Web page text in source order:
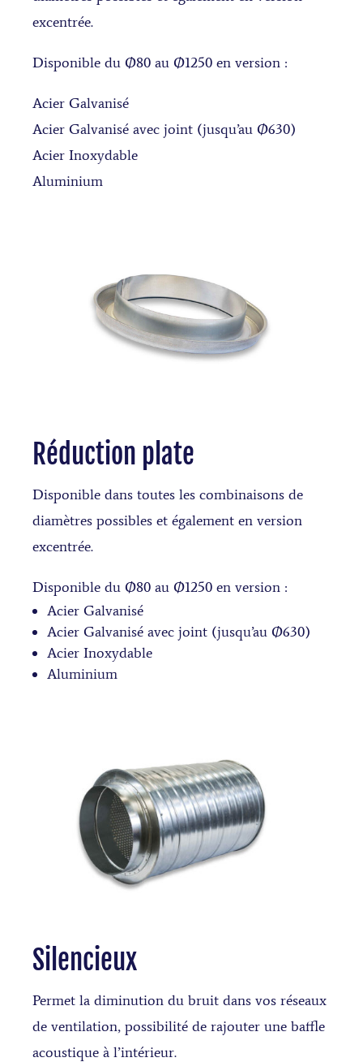
excentrée.
Disponible du Ø80 au Ø1250 en version :
Acier Galvanisé
Acier Galvanisé avec joint (jusqu’au Ø630)
Acier Inoxydable
Aluminium
Réduction plate
Disponible dans toutes les combinaisons de
diamètres possibles et également en version
excentrée.
Disponible du Ø80 au Ø1250 en version :
Acier Galvanisé
Acier Galvanisé avec joint (jusqu’au Ø630)
Acier Inoxydable
Aluminium
Silencieux
Permet la diminution du bruit dans vos réseaux
de ventilation, possibilité de rajouter une baffle
acoustique à l’intérieur.